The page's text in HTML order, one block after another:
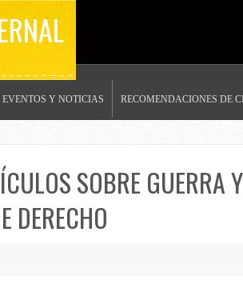
EVENTOS Y NOTICIAS RECOMENDACIONES DE
SOBRE GUERRA
DERECHO